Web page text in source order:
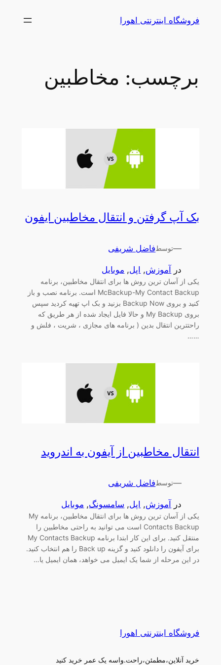
فروشگاه اینترنتی اهورا
برچسب: مخاطبین
بک آپ گرفتن و انتقال مخاطبین ایفون
—توسطفاضل شریفی
در آموزش, اپل, موبایل
یکی از آسان ترین روش ها برای انتقال مخاطبین، برنامه
McBackup-My Contact Backup است. برنامه نصب و باز
کنید و بروی Backup Now بزنید و بک اپ تهیه کردید سپس
بروی My Backup و حالا فایل ایجاد شده از هر طریق که
راحتترین انتقال بدین ( برنامه های مجازی ، شریت ، فلش و
……
انتقال مخاطبین از آیفون به اندروید
—توسطفاضل شریفی
در آموزش, اپل, سامسونگ, موبایل
یکی از آسان ترین روش ها برای انتقال مخاطبین، برنامه My
Contacts Backup است می توانید به راحتی مخاطبین را
منتقل کنید. برای این کار ابتدا برنامه My Contacts Backup
برای آیفون را دانلود کنید و گزینه Back up را هم انتخاب کنید.
در این مرحله از شما یک ایمیل می خواهد، همان ایمیل یا…
فروشگاه اینترنتی اهورا
خرید آنلاین،مطمئن،راحت.واسه یک عمر خرید کنید